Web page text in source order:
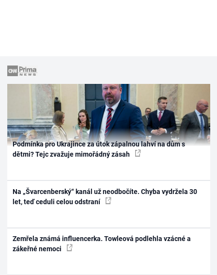
Podmínka pro Ukrajince za útok zápalnou lahví na dům s
dětmi? Tejc zvažuje mimořádný zásah
Na „Švarcenberský“ kanál už neodbočíte. Chyba vydržela 30
let, teď ceduli celou odstraní
Zemřela známá influencerka. Towleová podlehla vzácné a
zákeřné nemoci